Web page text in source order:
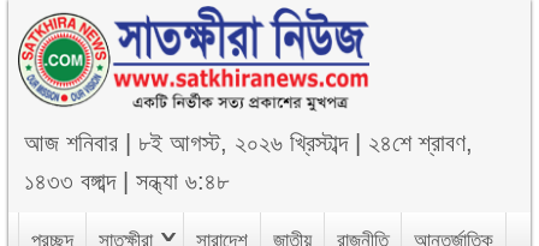
আজশনিবার ৮ই আগস্ট, ২০২৬ খ্রিস্টাব্দ| ২৪শে শ্রাবণ,
১৪৩৩ বঙ্গাব্দ|সন্ধ্যা ৬:৪৮
প্রচ্ছদ সাতক্ষীরা সারাদেশ জাতীয় রাজনীতি আন্তর্জাতিক